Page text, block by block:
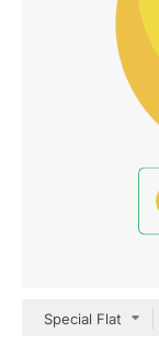
Special Flat